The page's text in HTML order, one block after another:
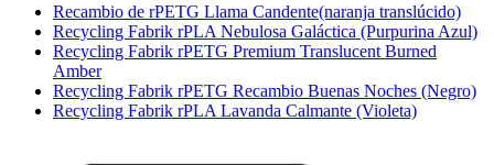
Recambio de rPETG Llama Candente(naranja translúcido)
Recycling Fabrik rPLA Nebulosa Galáctica (Purpurina Azul)
Recycling Fabrik rPETG Premium Translucent Burned
Amber
Recycling Fabrik rPETG Recambio Buenas Noches (Negro)
Recycling Fabrik rPLA Lavanda Calmante (Violeta)